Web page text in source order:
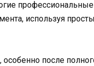
используя
после